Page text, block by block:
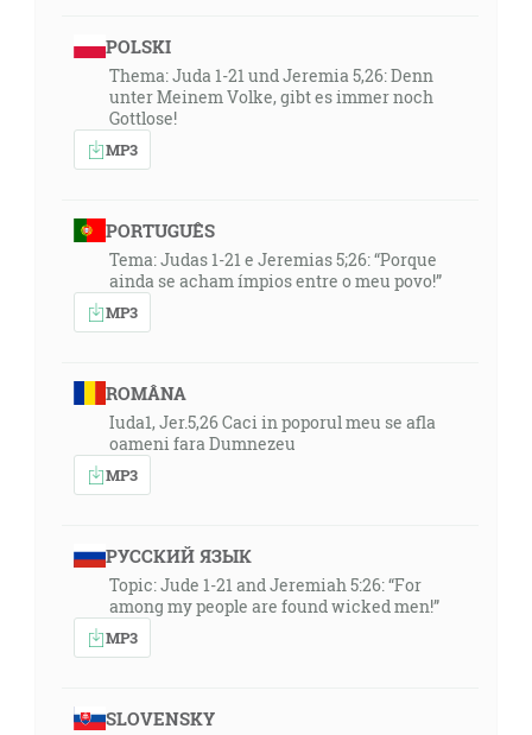
POLSKI
Thema: Juda 1-21 und Jeremia 5,26: Denn
unter Meinem Volke, gibt es immer noch
Gottlose!
MP3
PORTUGUÊS
Tema: Judas 1-21 e Jeremias 5;26: “Porque
ainda se acham ímpios entre o meu povo!”
MP3
ROMÂNA
Iuda1, Jer.5,26 Caci in poporul meu se afla
oameni fara Dumnezeu
MP3
РУССКИЙ ЯЗЫК
Topic: Jude 1-21 and Jeremiah 5:26: “For
among my people are found wicked men!”
MP3
SLOVENSKY